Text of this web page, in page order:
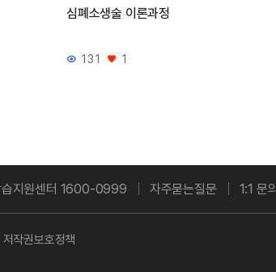
심폐소생술 이론과정
조회수
131
좋아요
1
습지원센터 1600-0999 자주묻는질문 1:1 문의
저작권보호정책